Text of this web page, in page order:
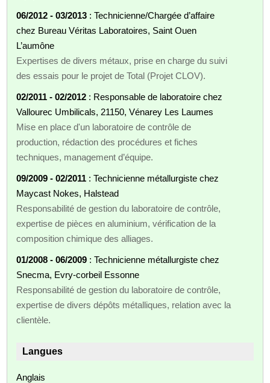
06/2012 - 03/2013 : Technicienne/Chargée d’affaire
chez Bureau Véritas Laboratoires, Saint Ouen
L’aumône
Expertises de divers métaux, prise en charge du suivi
des essais pour le projet de Total (Projet CLOV).
02/2011 - 02/2012 : Responsable de laboratoire chez
Vallourec Umbilicals, 21150, Vénarey Les Laumes
Mise en place d'un laboratoire de contrôle de
production, rédaction des procédures et fiches
techniques, management d’équipe.
09/2009 - 02/2011 : Technicienne métallurgiste chez
Maycast Nokes, Halstead
Responsabilité de gestion du laboratoire de contrôle,
expertise de pièces en aluminium, vérification de la
composition chimique des alliages.
01/2008 - 06/2009 : Technicienne métallurgiste chez
Snecma, Evry-corbeil Essonne
Responsabilité de gestion du laboratoire de contrôle,
expertise de divers dépôts métalliques, relation avec la
clientèle.
Langues
Anglais